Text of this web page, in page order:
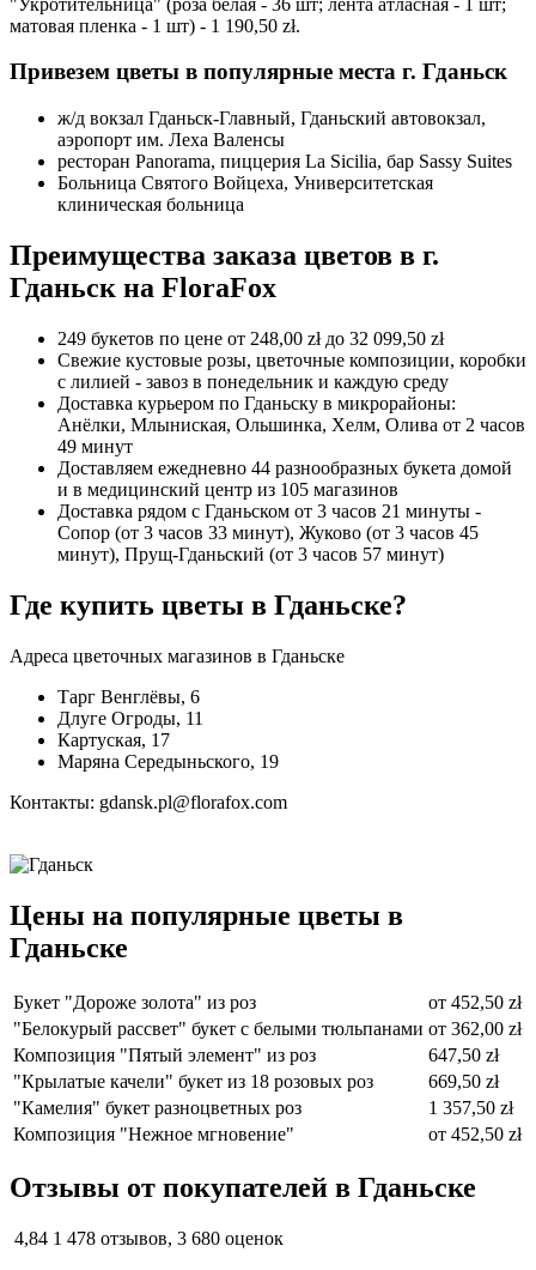
матовая пленка - 1 шт) - 1 190,50 zł.
Привезем цветы в популярные места г. Гданьск
ж/д вокзал Гданьск-Главный, Гданьский автовокзал,
аэропорт им. Леха Валенсы
ресторан Panorama, пиццерия La Sicilia, бар Sassy Suites
Больница Святого Войцеха, Университетская
клиническая больница
Преимущества заказа цветов в г.
Гданьск на FloraFox
249 букетов по цене от 248,00 zł до 32 099,50 zł
Свежие кустовые розы, цветочные композиции, коробки
с лилией - завоз в понедельник и каждую среду
Доставка курьером по Гданьску в микрорайоны:
Анёлки, Млыниская, Ольшинка, Хелм, Олива от 2 часов
49 минут
Доставляем ежедневно 44 разнообразных букета домой
и в медицинский центр из 105 магазинов
Доставка рядом с Гданьском от 3 часов 21 минуты -
Сопор (от 3 часов 33 минут), Жуково (от 3 часов 45
минут), Прущ-Гданьский (от 3 часов 57 минут)
Где купить цветы в Гданьске?
Адреса цветочных магазинов в Гданьске
Тарг Венглёвы, 6
Длуге Огроды, 11
Картуская, 17
Маряна Середыньского, 19
Контакты: gdansk.pl@florafox.com
Цены на популярные цветы в
Гданьске
Букет "Дороже золота" из роз от 452,50 zł
"Белокурый рассвет" букет с белыми тюльпанами от 362,00 zł
Композиция "Пятый элемент" из роз
647,50 zł
"Крылатые качели" букет из 18 розовых роз
669,50 zł
"Камелия" букет разноцветных роз
1 357,50 zł
Композиция "Нежное мгновение"
от 452,50 zł
Отзывы от покупателей в Гданьске
4,84 1 478 отзывов, 3 680 оценок